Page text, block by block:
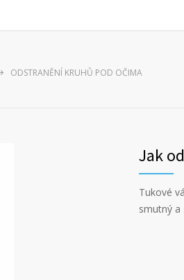
ODSTRANĚNÍ KRUHŮ POD OČIMA
Jak
Tukové
smutný a